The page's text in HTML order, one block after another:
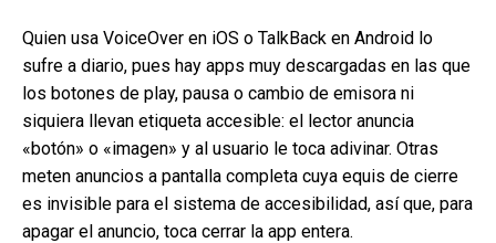
Quien usa VoiceOver en iOS o TalkBack en Android lo
sufre a diario, pues hay apps muy descargadas en las que
los botones de play, pausa o cambio de emisora ni
siquiera llevan etiqueta accesible: el lector anuncia
«botón» o «imagen» y al usuario le toca adivinar. Otras
meten anuncios a pantalla completa cuya equis de cierre
es invisible para el sistema de accesibilidad, así que, para
apagar el anuncio, toca cerrar la app entera.